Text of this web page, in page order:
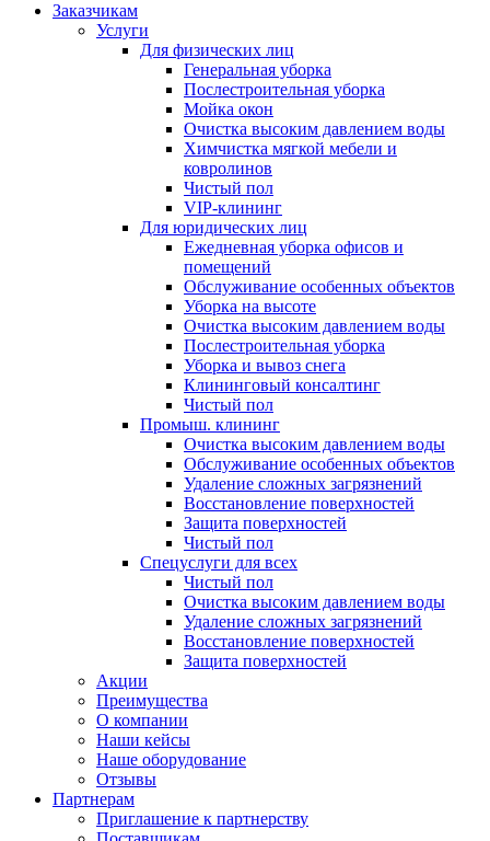
Заказчикам
Услуги
Для физических лиц
Генеральная уборка
Послестроительная уборка
Мойка окон
Очистка высоким давлением воды
Химчистка мягкой мебели и
ковролинов
Чистый пол
VIP-клининг
Для юридических лиц
Ежедневная уборка офисов и
помещений
Обслуживание особенных объектов
Уборка на высоте
Очистка высоким давлением воды
Послестроительная уборка
Уборка и вывоз снега
Клининговый консалтинг
Чистый пол
Промыш. клининг
Очистка высоким давлением воды
Обслуживание особенных объектов
Удаление сложных загрязнений
Восстановление поверхностей
Защита поверхностей
Чистый пол
Спецуслуги для всех
Чистый пол
Очистка высоким давлением воды
Удаление сложных загрязнений
Восстановление поверхностей
Защита поверхностей
Акции
Преимущества
О компании
Наши кейсы
Наше оборудование
Отзывы
Партнерам
Приглашение к партнерству